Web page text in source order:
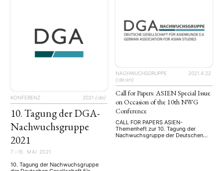
NEWS ARBEITSKREISE VERANSTALTUNGEN
ANGEBOTE
ANTRAG AUF EINEN SMALL GRANT DER DGA MITGLIEDERBEREICH DIE DGA
KONFERENZ 2021 {:de}
10. Tagung der DGA-
Nachwuchsgruppe
2021
7.–15. MAI 2021
10. Tagung der Nachwuchsgruppe
NACHWUCHSGRUPPE
2021.4.22
{:de:en}
Call for Papers: ASIEN Special Issue
on Occasion of the 10th NWG
Conference
CALL FOR PAPERS ASIEN-
Themenheft zur 10. Tagung der
Nachwuchsgruppe der Deutschen